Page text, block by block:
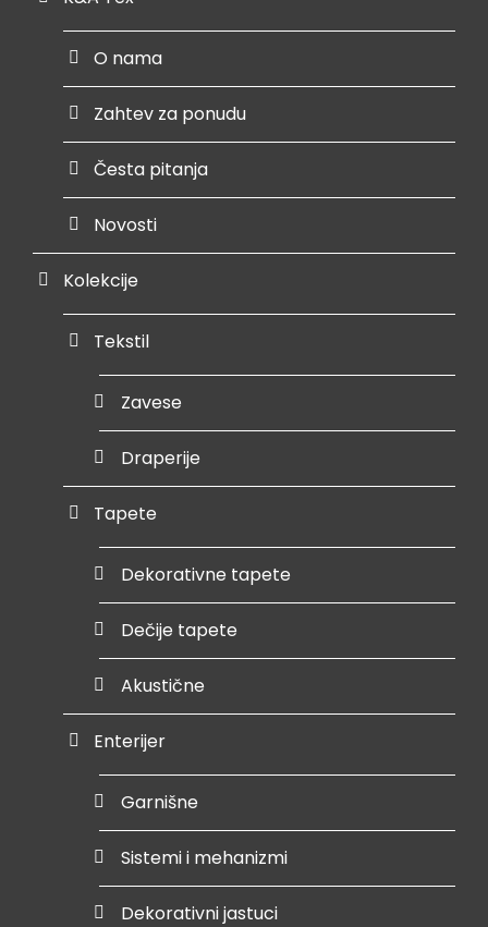
O nama
Zahtev za ponudu
Česta pitanja
Novosti
Kolekcije
Tekstil
Zavese
Draperije
Tapete
Dekorativne tapete
Dečije tapete
Akustične
Enterijer
Garnišne
Sistemi i mehanizmi
Dekorativni jastuci